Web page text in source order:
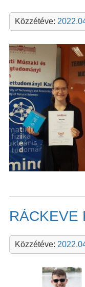
Közzétéve:
RÁCKEVE
Közzétéve: